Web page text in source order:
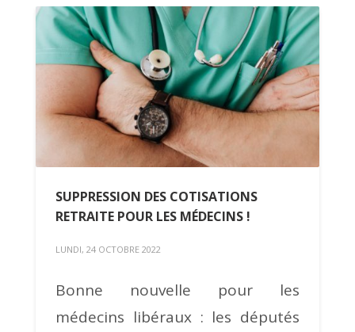
SUPPRESSION DES COTISATIONS
RETRAITE POUR LES MÉDECINS !
LUNDI, 24 OCTOBRE 2022
Bonne nouvelle pour les
médecins libéraux : les députés